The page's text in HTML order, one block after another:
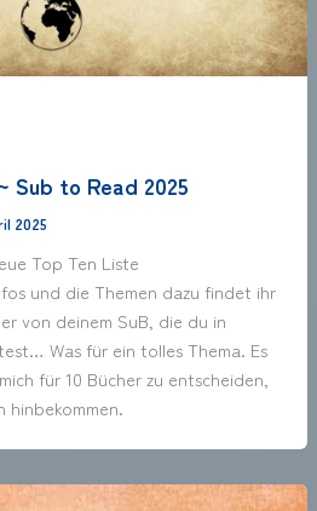
Sub to Read 2025
2025
Top Ten Liste
und die Themen dazu findet ihr
von deinem SuB, die du in
Was für ein tolles Thema. Es
für 10 Bücher zu entscheiden,
hinbekommen.